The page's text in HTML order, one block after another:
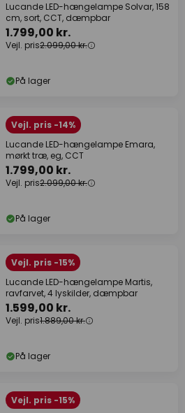
Lucande LED-hængelampe Solvar, 158
cm, sort, CCT, dæmpbar
1.799,00 kr.
Vejl. pris2.099,00 kr.
På lager
Vejl. pris -14%
Lucande LED-hængelampe Emara,
mørkt træ, eg, CCT
1.799,00 kr.
Vejl. pris2.099,00 kr.
På lager
Vejl. pris -15%
Lucande LED-hængelampe Martis,
ravfarvet, 4 lyskilder, dæmpbar
1.599,00 kr.
Vejl. pris1.889,00 kr.
På lager
Vejl. pris -15%